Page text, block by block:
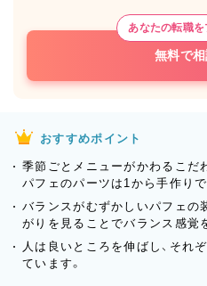
あなたの転職
無料で
おすすめポイント
季節ごとメニューがかわるこだ
パフェのパーツは1から手作りで
バランスがむずかしいパフェの
がりを見ることでバランス感覚
人は良いところを伸ばし、それ
ています。